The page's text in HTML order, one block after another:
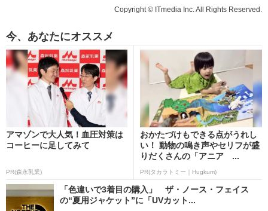
Copyright © ITmedia Inc. All Rights Reserved.
今、あなたにオススメ
アマゾンで大人気！血圧対策は
コーヒーに足してみて
PR(森永乳業)
おかたづけもできる点がうれし
い！ 動物の鳴き声やセリフが盛
りだくさんの「アニア ...
PR(タカラトミー｜Hugkum)
「色違いで3着目の購入」 ザ・ノース・フェイス
の“夏用ジャケット”に「UVカット...